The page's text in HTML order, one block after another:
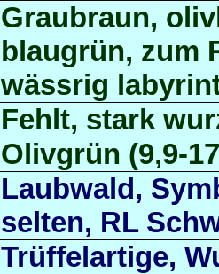
Graubraun,
blaugrün, zum
wässrig
Fehlt, stark
Olivgrün (9,9-
Laubwald,
selten, RL
Trüffelartige,